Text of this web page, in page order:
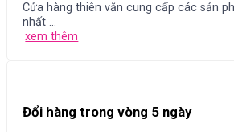
Cửa hàng thiên văn cung cấp các sản
nhất ...
xem thêm
Đổi hàng trong vòng 5 ngày